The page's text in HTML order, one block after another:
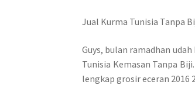
Jual Kurma Tunisia Tanpa
Guys, bulan ramadhan
Tunisia Kemasan Tanpa
lengkap grosir eceran